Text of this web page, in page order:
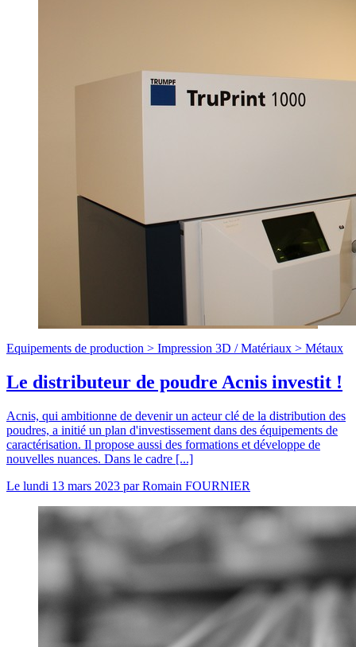
Equipements de production > Impression 3D /Matériaux > Métaux
Le distributeur de poudre Acnis investit !
Acnis, qui ambitionne de devenir un acteur clé de la distribution des
poudres, a initié un plan d'investissement dans des équipements de
caractérisation. Il propose aussi des formations et développe de
nouvelles nuances. Dans le cadre [...]
Le lundi 13 mars 2023 parRomain FOURNIER